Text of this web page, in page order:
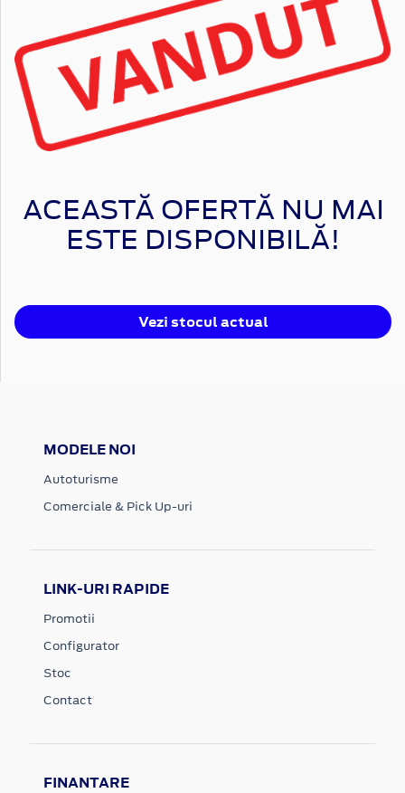
ACEASTĂ OFERTĂ NU MAI
ESTE DISPONIBILĂ!
Vezi stocul actual
MODELE NOI
Autoturisme
Comerciale & Pick Up-uri
LINK-URI RAPIDE
Promotii
Configurator
Stoc
Contact
FINANTARE